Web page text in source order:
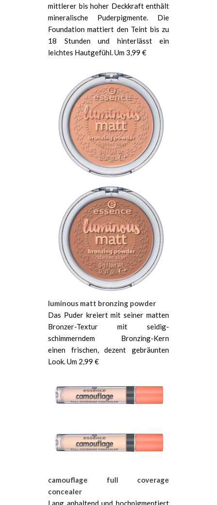
mittlerer bis hoher Deckkraft enthält
mineralische Puderpigmente. Die
Foundation mattiert den Teint bis zu
18 Stunden und hinterlässt ein
leichtes Hautgefühl. Um 3,99 €
luminous matt bronzing powder
Das Puder kreiert mit seiner matten
Bronzer-Textur mit seidig-
schimmerndem Bronzing-Kern
einen frischen, dezent gebräunten
Look. Um 2,99 €
camouflage full coverage
concealer
Lang anhaltend und hochpigmentiert